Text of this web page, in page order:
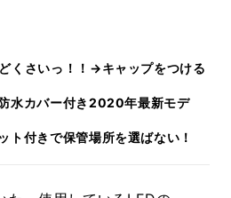
くさいっ！！→キャップをつける
水カバー付き2020年最新モデ
ト付きで保管場所を選ばない！